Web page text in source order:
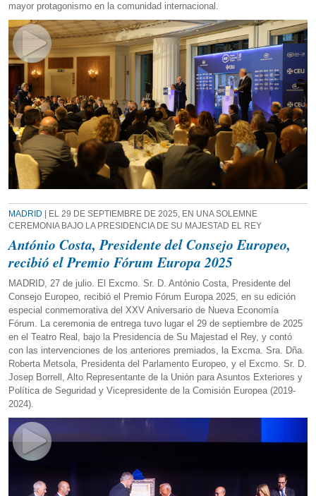
mayor protagonismo en la comunidad internacional.
MADRID | EL 29 DE SEPTIEMBRE DE 2025, EN UNA SOLEMNE
CEREMONIA BAJO LA PRESIDENCIA DE SU MAJESTAD EL REY
António Costa, Presidente del Consejo Europeo,
recibió el Premio Fórum Europa 2025
MADRID, 27 de julio. El Excmo. Sr. D. António Costa, Presidente del
Consejo Europeo, recibió el Premio Fórum Europa 2025, en su edición
especial conmemorativa del XXV Aniversario de Nueva Economía
Fórum. La ceremonia de entrega tuvo lugar el 29 de septiembre de 2025
en el Teatro Real, bajo la Presidencia de Su Majestad el Rey, y contó
con las intervenciones de los anteriores premiados, la Excma. Sra. Dña.
Roberta Metsola, Presidenta del Parlamento Europeo, y el Excmo. Sr. D.
Josep Borrell, Alto Representante de la Unión para Asuntos Exteriores y
Política de Seguridad y Vicepresidente de la Comisión Europea (2019-
2024).